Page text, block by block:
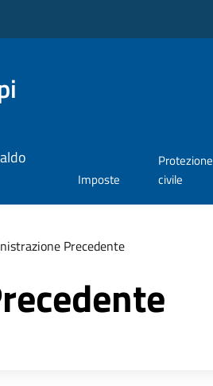
Imposte
Protezione
civile
Precedente